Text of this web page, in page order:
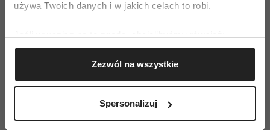
używa Twoich danych i w jakich celach to robi.
Gromadzić dane dotyczące Twojej lokalizacji
geograficznej z dokładnością nawet do kilku metrów
Identyfikować Twoje urządzenie, aktywnie
(fingerprinting, czyli wirtualny odcisk palca)
Zezwól na wszystkie
Spersonalizuj
WYDANIE DRUKOWANE